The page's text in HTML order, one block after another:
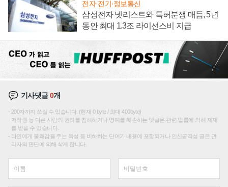
전자·전기·정보통신
삼성전자 넷리스트와 특허분쟁 매듭, 5년
동안 최대 1.3조 라이선스비 지급
기사댓글0개
200자까지 쓰실 수 있습니다. (현재 0 byte / 최대 400byte)
저작권 등 다른 사람의 권리를 침해하거나 명예를 훼손하는 댓글은 관련 법률에 의해 제재
를 받을 수 있습니다.
타인에게 불쾌감을 주는 욕설 등 비하하는 단어가 내용에 포함되거나 인신공격성 글은 관
리자의 판단에 의해 삭제 합니다.